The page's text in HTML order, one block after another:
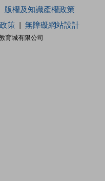
育城有限公司
版權及知識產權政策
策 無障礙網站設計